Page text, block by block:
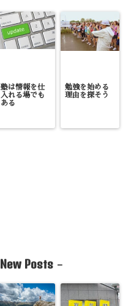
塾は情報を仕
入れる場でも
ある
勉強を始める
理由を探そう
New Posts -